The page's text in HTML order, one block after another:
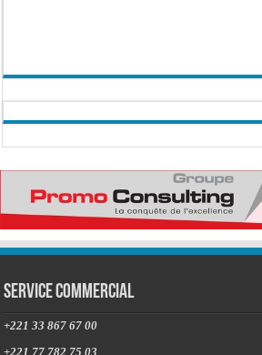
Service commercial
+221 33 867 67 00
+221 77 782 75 03